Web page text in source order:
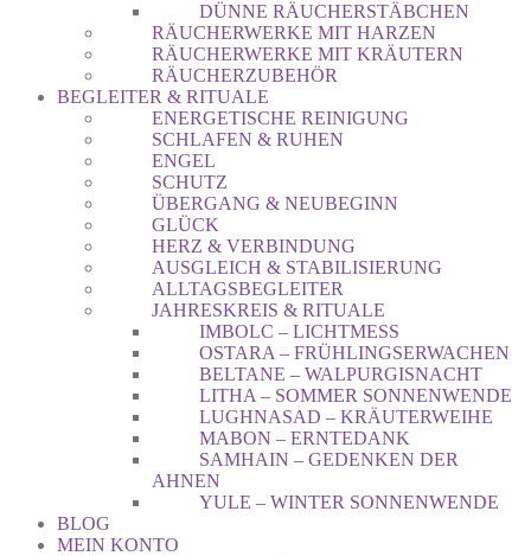
DÜNNE RÄUCHERSTÄBCHEN
RÄUCHERWERKE MIT HARZEN
RÄUCHERWERKE MIT KRÄUTERN
RÄUCHERZUBEHÖR
BEGLEITER & RITUALE
ENERGETISCHE REINIGUNG
SCHLAFEN & RUHEN
ENGEL
SCHUTZ
ÜBERGANG & NEUBEGINN
GLÜCK
HERZ & VERBINDUNG
AUSGLEICH & STABILISIERUNG
ALLTAGSBEGLEITER
JAHRESKREIS & RITUALE
IMBOLC – LICHTMESS
OSTARA – FRÜHLINGSERWACHEN
BELTANE – WALPURGISNACHT
LITHA – SOMMER SONNENWENDE
LUGHNASAD – KRÄUTERWEIHE
MABON – ERNTEDANK
SAMHAIN – GEDENKEN DER
AHNEN
YULE – WINTER SONNENWENDE
BLOG
MEIN KONTO